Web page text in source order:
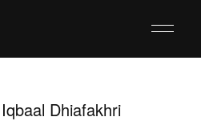
Dhiafakhri